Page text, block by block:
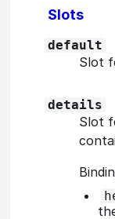
Slots
default
Slot
details
Slot